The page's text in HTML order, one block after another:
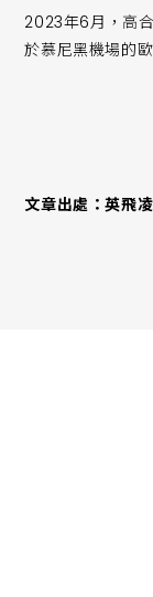
2023年6月，高
於慕尼黑機場的
文章出處：英飛